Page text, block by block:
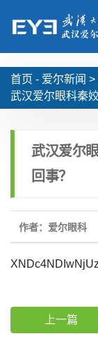
首页 - 爱尔新闻 >
武汉爱尔眼科秦
武汉爱尔
回事？
作者：爱尔眼科
上一篇